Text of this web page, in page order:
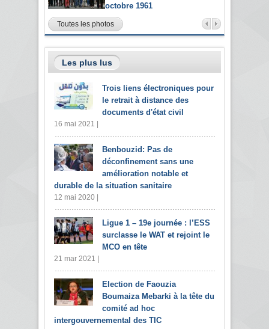
octobre 1961
Toutes les photos
Les plus lus
Trois liens électroniques pour
le retrait à distance des
documents d'état civil
16 mai 2021 |
Benbouzid: Pas de
déconfinement sans une
amélioration notable et
durable de la situation sanitaire
12 mai 2020 |
Ligue 1 – 19e journée : l’ESS
surclasse le WAT et rejoint le
MCO en tête
21 mar 2021 |
Election de Faouzia
Boumaiza Mebarki à la tête du
comité ad hoc
intergouvernemental des TIC